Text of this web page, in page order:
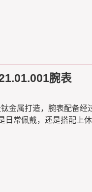
腕表
金属打造，腕表配备
常佩戴，还是搭配上